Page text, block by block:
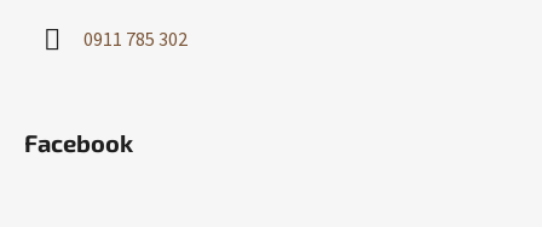
0911 785 302
Facebook